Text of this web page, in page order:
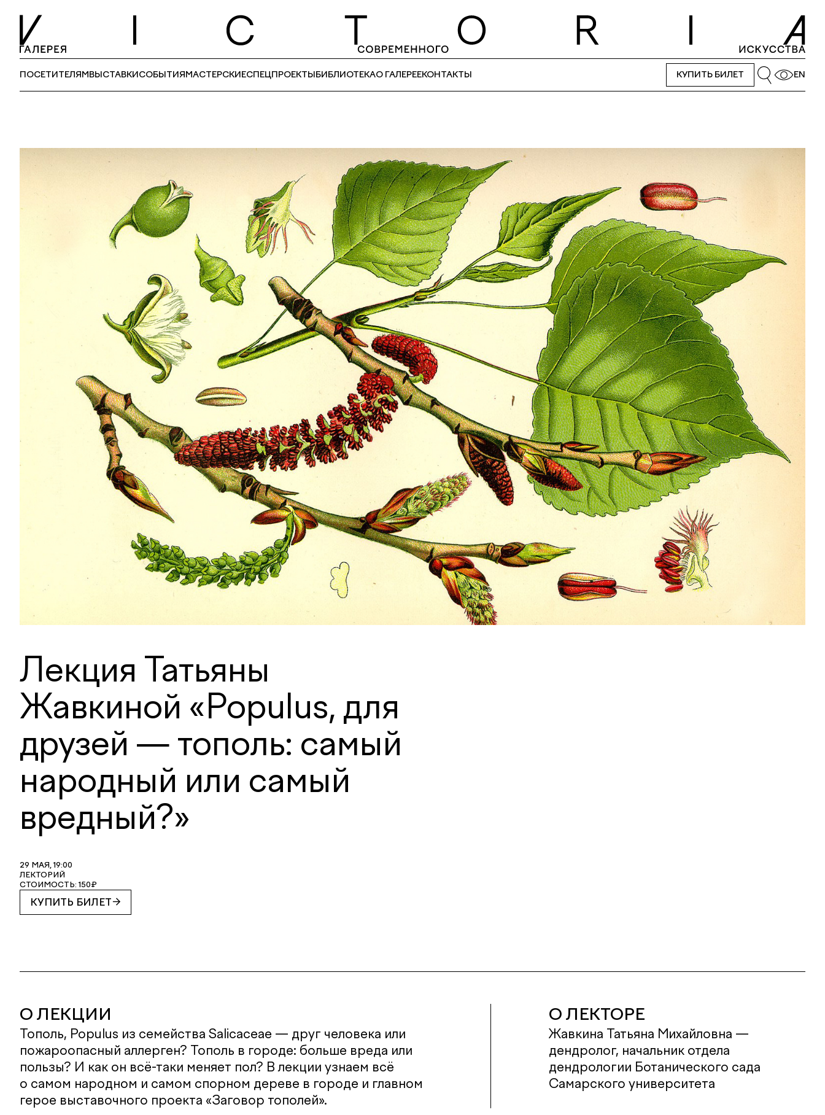
ПОСЕТИТЕЛЯМВЫСТАВКИСОБЫТИЯМАСТЕРСКИЕСПЕЦПРОЕКТЫБИБЛИОТЕКАО ГАЛЕРЕЕКОНТАКТЫ КУПИТЬ БИЛЕТ EN
Лекция Татьяны
Жавкиной «Populus, для
друзей — тополь: самый
народный или самый
вредный?»
29 МАЯ, 19:00
ЛЕКТОРИЙ
СТОИМОСТЬ: 150₽
КУПИТЬ БИЛЕТ
О ЛЕКЦИИ
Тополь, Populus из семейства Salicaceae — друг человека или
пожароопасный аллерген? Тополь в городе: больше вреда или
пользы? И как он всё-таки меняет пол? В лекции узнаем всё
о самом народном и самом спорном дереве в городе и главном
герое выставочного проекта «Заговор тополей».
О ЛЕКТОРЕ
Жавкина Татьяна Михайловна —
дендролог, начальник отдела
дендрологии Ботанического сада
Самарского университета